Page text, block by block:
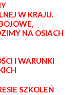
W KRAJU.
NA OSIACH
I WARUNKI
SZKOLEŃ